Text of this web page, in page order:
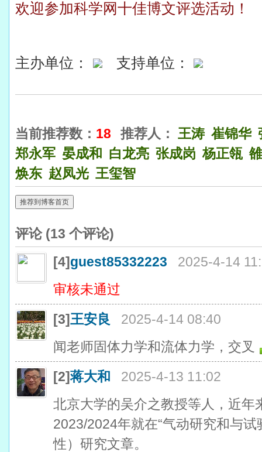
欢迎参加科学网十佳博文评选活动！
主办单位： 支持单位：
当前推荐数： 18 推荐人： 王涛 崔锦华
郑永军 晏成和 白龙亮 张成岗 杨正瓴
焕东 赵凤光 王玺智
推荐到博客首页
评论 (13 个评论)
[4]guest85332223
2025-4-14
审核未通过
[3]王安良
2025-4-14 08:40
闻老师固体力学和流体力学，交叉
[2]蒋大和
2025-4-13 11:02
北京大学的吴介之教授等人，近年
2023/2024年就在“气动研究和与
性）研究文章。